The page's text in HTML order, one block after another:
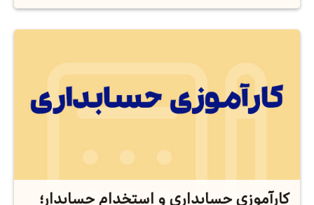
کارآموزی حسابداری و استخدام حسابدار؛